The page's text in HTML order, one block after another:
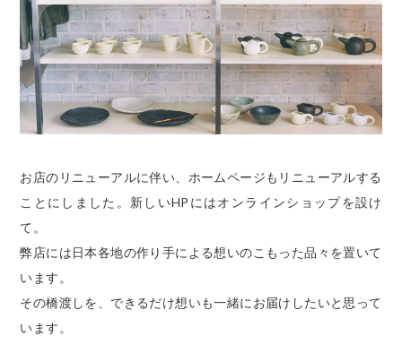
お店のリニューアルに伴い、ホームページもリニューアルする
ことにしました。新しいHPにはオンラインショップを設け
て。
弊店には日本各地の作り手による想いのこもった品々を置いて
います。
その橋渡しを、できるだけ想いも一緒にお届けしたいと思って
います。